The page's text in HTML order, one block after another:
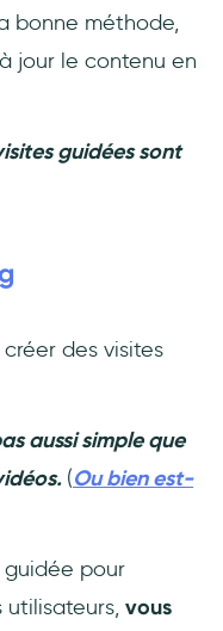
bonne méthode,
jour le contenu en
guidées sont
des visites
aussi simple que
(Ou bien est-
guidée pour
utilisateurs, vous